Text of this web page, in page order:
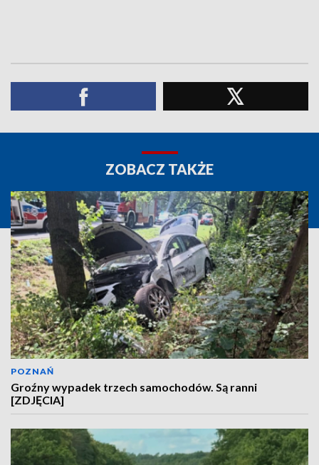
ZOBACZ TAKŻE
POZNAŃ
Groźny wypadek trzech samochodów. Są ranni
[ZDJĘCIA]